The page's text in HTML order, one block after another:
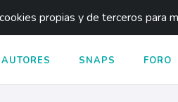
propias y de terceros para
AUTORES SNAPS FORO